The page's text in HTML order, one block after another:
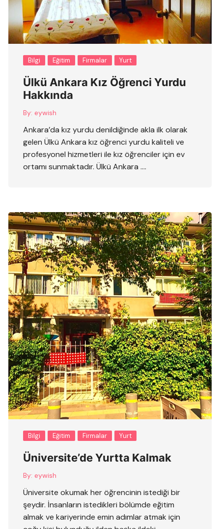
Bilgi Eğitim Firmalar Yurt
Ülkü Ankara Kız Öğrenci Yurdu
Hakkında
By: eywish
Ankara’da kız yurdu denildiğinde akla ilk olarak
gelen Ülkü Ankara kız öğrenci yurdu kaliteli ve
profesyonel hizmetleri ile kız öğrenciler için ev
ortamı sunmaktadır. Ülkü Ankara ….
Bilgi Eğitim Firmalar Yurt
Üniversite’de Yurtta Kalmak
By: eywish
Üniversite okumak her öğrencinin istediği bir
şeydir. İnsanların istedikleri bölümde eğitim
almak ve kariyerinde emin adımlar atmak için